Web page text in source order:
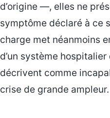
d’origine —, elles ne
symptôme déclaré à ce
charge met néanmoins
d’un système
décrivent comme
crise de grande ampleur.